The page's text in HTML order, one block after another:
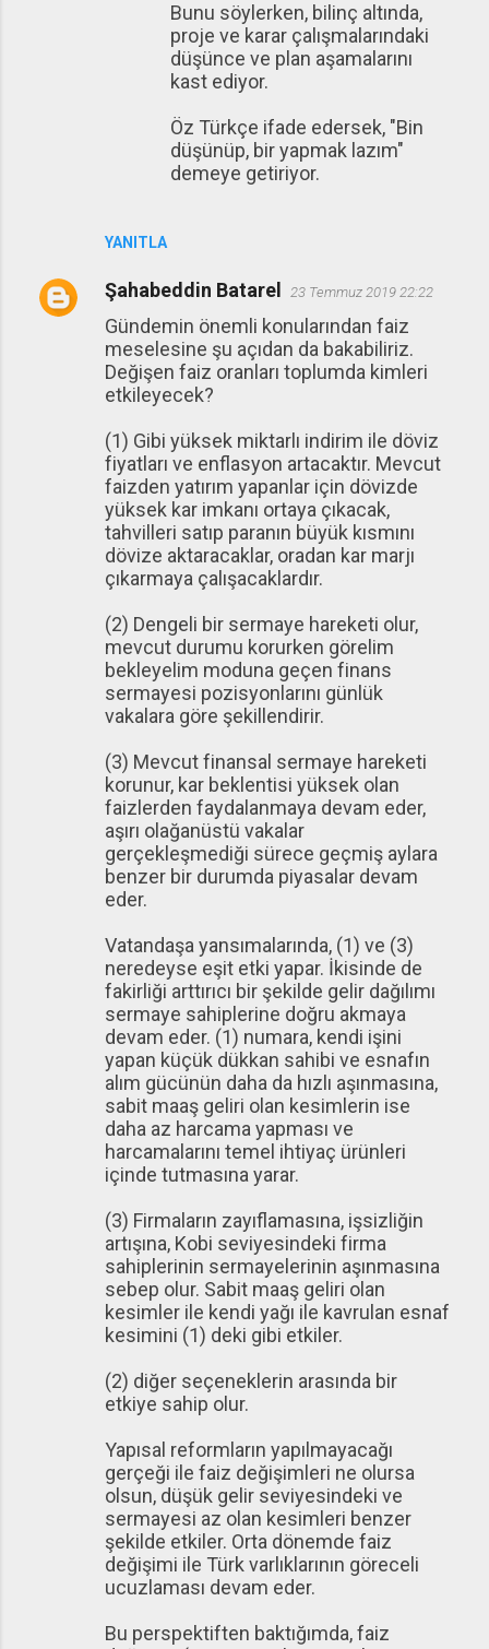
YANITLA
Bunu söylerken, bilinç altında,
proje ve karar çalışmalarındaki
düşünce ve plan aşamalarını
kast ediyor.
Öz Türkçe ifade edersek, "Bin
düşünüp, bir yapmak lazım"
demeye getiriyor.
Şahabeddin Batarel 23 Temmuz 2019 22:22
Gündemin önemli konularından faiz
meselesine şu açıdan da bakabiliriz.
Değişen faiz oranları toplumda kimleri
etkileyecek?
(1) Gibi yüksek miktarlı indirim ile döviz
fiyatları ve enflasyon artacaktır. Mevcut
faizden yatırım yapanlar için dövizde
yüksek kar imkanı ortaya çıkacak,
tahvilleri satıp paranın büyük kısmını
dövize aktaracaklar, oradan kar marjı
çıkarmaya çalışacaklardır.
(2) Dengeli bir sermaye hareketi olur,
mevcut durumu korurken görelim
bekleyelim moduna geçen finans
sermayesi pozisyonlarını günlük
vakalara göre şekillendirir.
(3) Mevcut finansal sermaye hareketi
korunur, kar beklentisi yüksek olan
faizlerden faydalanmaya devam eder,
aşırı olağanüstü vakalar
gerçekleşmediği sürece geçmiş aylara
benzer bir durumda piyasalar devam
eder.
Vatandaşa yansımalarında, (1) ve (3)
neredeyse eşit etki yapar. İkisinde de
fakirliği arttırıcı bir şekilde gelir dağılımı
sermaye sahiplerine doğru akmaya
devam eder. (1) numara, kendi işini
yapan küçük dükkan sahibi ve esnafın
alım gücünün daha da hızlı aşınmasına,
sabit maaş geliri olan kesimlerin ise
daha az harcama yapması ve
harcamalarını temel ihtiyaç ürünleri
içinde tutmasına yarar.
(3) Firmaların zayıflamasına, işsizliğin
artışına, Kobi seviyesindeki firma
sahiplerinin sermayelerinin aşınmasına
sebep olur. Sabit maaş geliri olan
kesimler ile kendi yağı ile kavrulan esnaf
kesimini (1) deki gibi etkiler.
(2) diğer seçeneklerin arasında bir
etkiye sahip olur.
Yapısal reformların yapılmayacağı
gerçeği ile faiz değişimleri ne olursa
olsun, düşük gelir seviyesindeki ve
sermayesi az olan kesimleri benzer
şekilde etkiler. Orta dönemde faiz
değişimi ile Türk varlıklarının göreceli
ucuzlaması devam eder.
Bu perspektiften baktığımda, faiz